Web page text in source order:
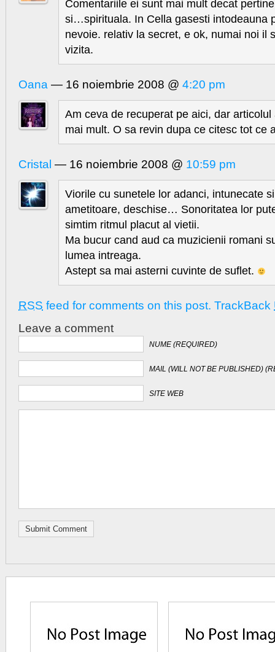
Comentariile ei sunt mai mult decat
si…spirituala. In Cella gasesti intodeauna
nevoie. relativ la secret, e ok, numai noi il
vizita.
Oana — 16 noiembrie 2008 @ 4:20 pm
Am ceva de recuperat pe aici, dar
mai mult. O sa revin dupa ce citesc tot ce
Cristal — 16 noiembrie 2008 @ 10:59 pm
Viorile cu sunetele lor adanci, intunecate
ametitoare, deschise… Sonoritatea lor
simtim ritmul placut al vietii.
Ma bucur cand aud ca muzicienii romani
lumea intreaga.
Astept sa mai asterni cuvinte de suflet.
RSS feed for comments on this post. TrackBack
Leave a comment
NUME (REQUIRED)
MAIL (WILL NOT BE PUBLISHED)
SITE WEB